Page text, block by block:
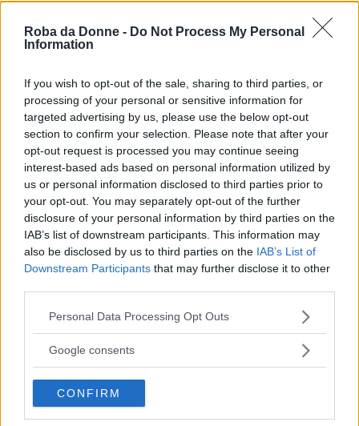
Roba da Donne - Do Not Process My Personal
Information
If you wish to opt-out of the sale, sharing to third parties, or
processing of your personal or sensitive information for
targeted advertising by us, please use the below opt-out
section to confirm your selection. Please note that after your
opt-out request is processed you may continue seeing
interest-based ads based on personal information utilized by
us or personal information disclosed to third parties prior to
your opt-out. You may separately opt-out of the further
disclosure of your personal information by third parties on the
IAB’s list of downstream participants. This information may
also be disclosed by us to third parties on the IAB’s List of
Downstream Participants that may further disclose it to other
Please note that this website/app uses one or more Google
not limited to your visit or usage behaviour. You may click to
use your data for below specified purposes in below Google
consent section.
Personal Data Processing Opt Outs
Google consents
CONFIRM
Vi Raccomandiamo...
ad una ragazza che oggi lo avrebbe
voluto come testimone di nozze
Carlo Conti, poi, ha voluto ringraziare tutti per
aver“coccolato” Frizziin tutte queste
settimane, quando lui non si sentiva bene:
Grazie a questo studio che in questi
mesi ha coccolato e supportato Fabrizio.
Visibilmente emozionato, infine,ha provato a
voltare paginae dare il via a “L’Eredità”:
Lo spettacolo deve andare avanti, entrino